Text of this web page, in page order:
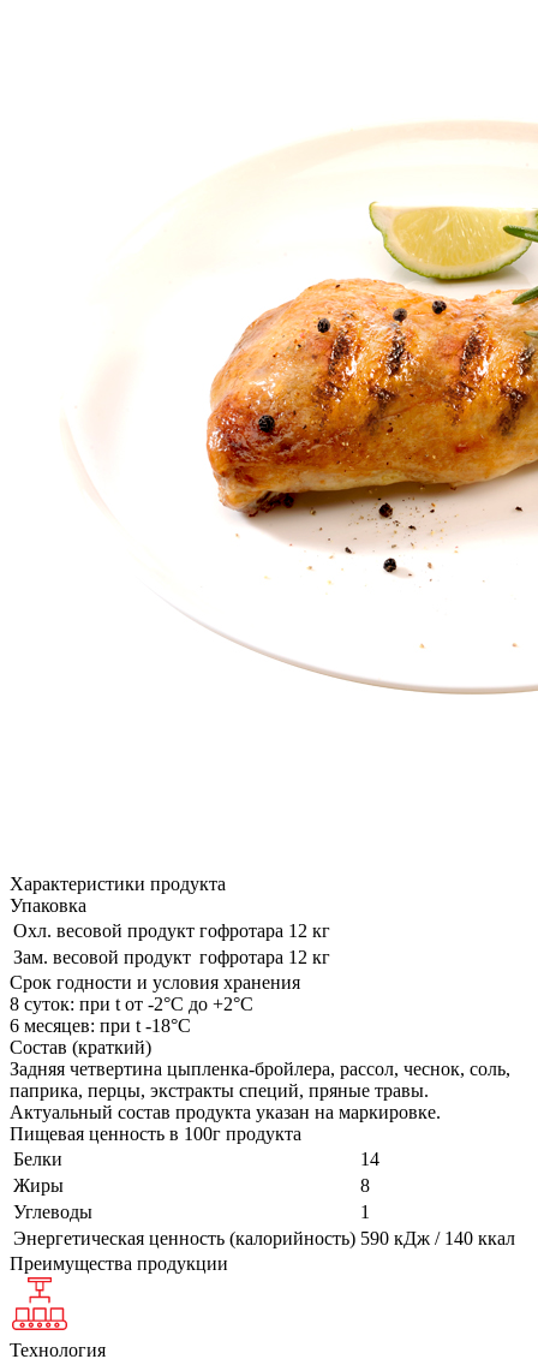
Характеристики продукта
Упаковка
Охл. весовой продукт гофротара 12 кг
Зам. весовой продукт гофротара 12 кг
Срок годности и условия хранения
8 суток: при t от -2°С до +2°С
6 месяцев: при t -18°С
Состав (краткий)
Задняя четвертина цыпленка-бройлера, рассол, чеснок, соль,
паприка, перцы, экстракты специй, пряные травы.
Актуальный состав продукта указан на маркировке.
Пищевая ценность в 100г продукта
Белки
14
Жиры
8
Углеводы
1
Энергетическая ценность (калорийность) 590 кДж / 140 ккал
Преимущества продукции
Технология